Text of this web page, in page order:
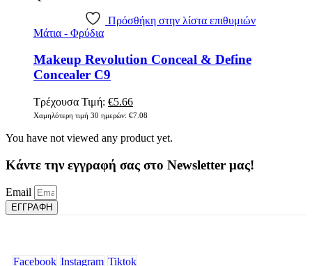
Πρόσθήκη στην λίστα επιθυμιών
Μάτια - Φρύδια
Makeup Revolution Conceal & Define
Concealer C9
Τρέχουσα Τιμή: Original
price
€7.08.
€5.66Η
τρέχουσα
είναι:
Χαμηλότερη τιμή 30 ημερών: €7.08
You have not viewed any product yet.
Κάντε την εγγραφή σας στο Newsletter μας!
Email
ΕΓΓΡΑΦΗ
Facebook Instagram Tiktok